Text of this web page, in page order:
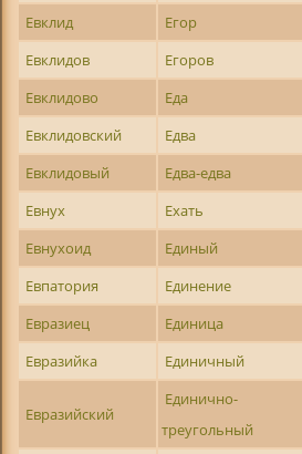
Евклид
Егор
Евклидов
Егоров
Евклидово
Еда
Евклидовский
Едва
Евклидовый
Едва-едва
Евнух
Ехать
Евнухоид
Единый
Евпатория
Единение
Евразиец
Единица
Евразийка
Единичный
Евразийский
Единично-
треугольный